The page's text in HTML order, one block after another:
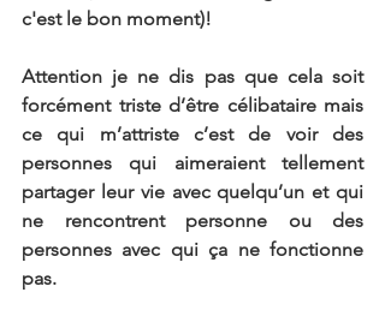
c'est le bon moment)!
Attention je ne dis pas que cela soit
forcément triste d’être célibataire mais
ce qui m’attriste c’est de voir des
personnes qui aimeraient tellement
partager leur vie avec quelqu’un et qui
ne rencontrent personne ou des
personnes avec qui ça ne fonctionne
pas.